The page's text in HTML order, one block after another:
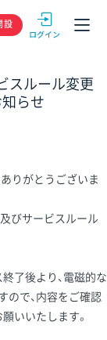
GMOクリック
設
スルール変更
らせ
りがとうございま
びサービスルール
了後より、電磁的な
で、内容をご確認
いいたします。